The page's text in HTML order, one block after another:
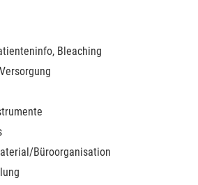
Bleaching
Büroorganisation